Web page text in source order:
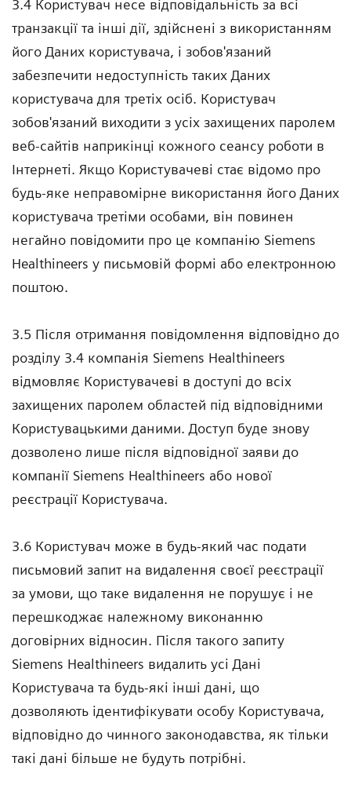
3.4 Користувач несе відповідальність за всі
транзакції та інші дії, здійснені з використанням
його Даних користувача, і зобов'язаний
забезпечити недоступність таких Даних
користувача для третіх осіб. Користувач
зобов'язаний виходити з усіх захищених паролем
веб-сайтів наприкінці кожного сеансу роботи в
Інтернеті. Якщо Користувачеві стає відомо про
будь-яке неправомірне використання його Даних
користувача третіми особами, він повинен
негайно повідомити про це компанію Siemens
Healthineers у письмовій формі або електронною
поштою.
3.5 Після отримання повідомлення відповідно до
розділу 3.4 компанія Siemens Healthineers
відмовляє Користувачеві в доступі до всіх
захищених паролем областей під відповідними
Користувацькими даними. Доступ буде знову
дозволено лише після відповідної заяви до
компанії Siemens Healthineers або нової
реєстрації Користувача.
3.6 Користувач може в будь-який час подати
письмовий запит на видалення своєї реєстрації
за умови, що таке видалення не порушує і не
перешкоджає належному виконанню
договірних відносин. Після такого запиту
Siemens Healthineers видалить усі Дані
Користувача та будь-які інші дані, що
дозволяють ідентифікувати особу Користувача,
відповідно до чинного законодавства, як тільки
такі дані більше не будуть потрібні.